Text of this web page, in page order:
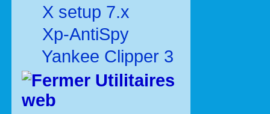
X setup 7.x
Xp-AntiSpy
Yankee Clipper 3
Utilitaires
web